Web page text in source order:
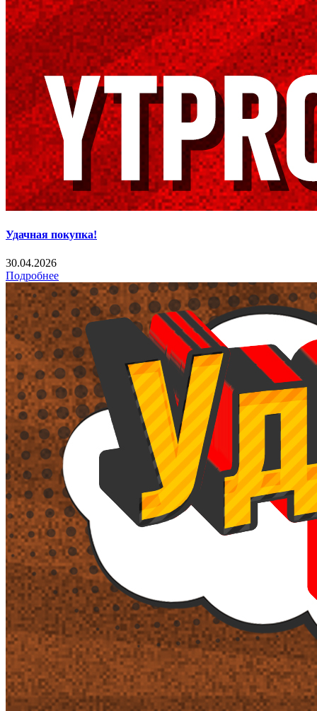
Удачная покупка!
30.04.2026
Подробнее